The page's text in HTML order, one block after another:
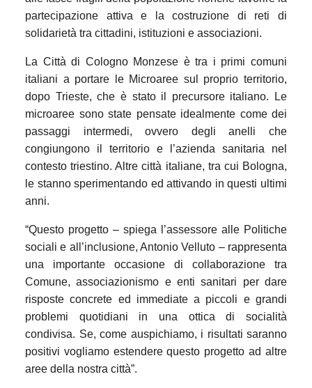
partecipazione attiva e la costruzione di reti di
solidarietà tra cittadini, istituzioni e associazioni.
La Città di Cologno Monzese è tra i primi comuni
italiani a portare le Microaree sul proprio territorio,
dopo Trieste, che è stato il precursore italiano. Le
microaree sono state pensate idealmente come dei
passaggi intermedi, ovvero degli anelli che
congiungono il territorio e l’azienda sanitaria nel
contesto triestino. Altre città italiane, tra cui Bologna,
le stanno sperimentando ed attivando in questi ultimi
anni.
“Questo progetto – spiega l’assessore alle Politiche
sociali e all’inclusione, Antonio Velluto – rappresenta
una importante occasione di collaborazione tra
Comune, associazionismo e enti sanitari per dare
risposte concrete ed immediate a piccoli e grandi
problemi quotidiani in una ottica di socialità
condivisa. Se, come auspichiamo, i risultati saranno
positivi vogliamo estendere questo progetto ad altre
aree della nostra città”.